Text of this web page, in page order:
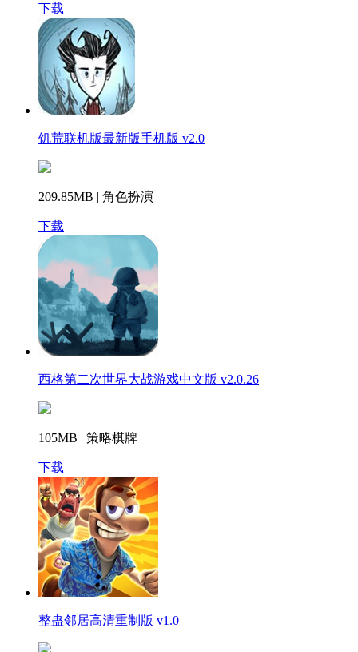
下载
饥荒联机版最新版手机版 v2.0
209.85MB | 角色扮演
下载
西格第二次世界大战游戏中文版 v2.0.26
105MB | 策略棋牌
下载
整蛊邻居高清重制版 v1.0